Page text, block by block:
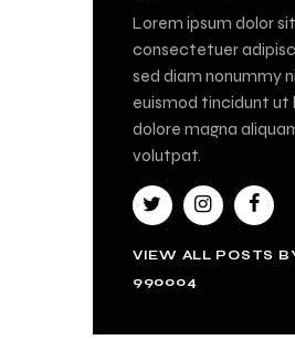
Lorem ipsum dolor
consectetuer
sed diam nonummy
euismod tincidunt ut
dolore magna
volutpat.
VIEW ALL POSTS
990004